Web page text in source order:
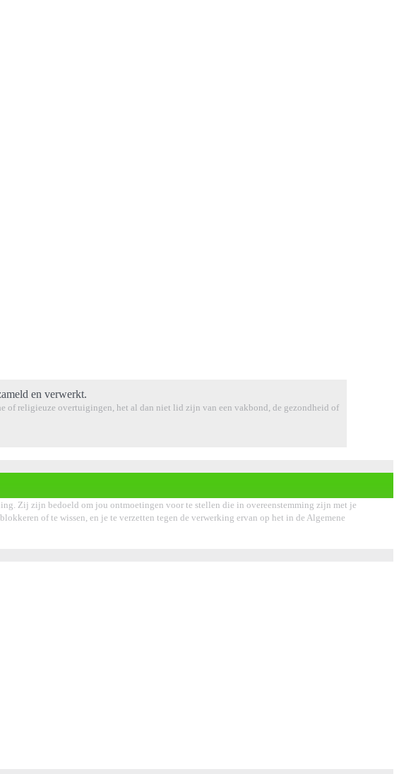
en verwerkt.
religieuze overtuigingen, het al dan niet lid zijn van een vakbond, de gezondheid of
Zij zijn bedoeld om jou ontmoetingen voor te stellen die in overeenstemming zijn met je
of te wissen, en je te verzetten tegen de verwerking ervan op het in de Algemene